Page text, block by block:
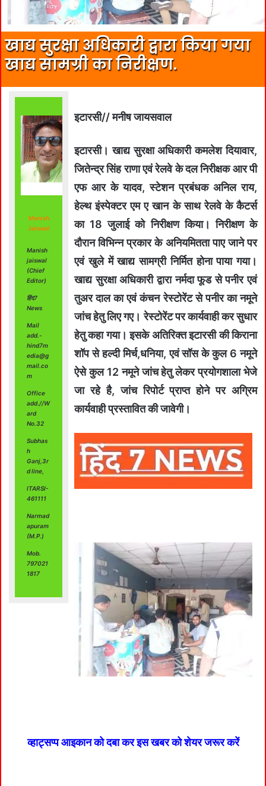
खाद्य सुरक्षा अधिकारी द्वारा किया गया
खाद्य सामग्री का निरीक्षण.
Manish
Jaiswal
Manish
jaiswal
(Chief
Editor)
हिंद7
News
Mail
add.-
hind7m
edia@g
mail.co
m
Office
add.//W
ard
No.32
Subhas
h
Ganj,3r
d line,
ITARSI-
461111
Narmad
apuram
(M.P.)
Mob.
797021
1817
इटारसी// मनीष जायसवाल
इटारसी। खाद्य सुरक्षा अधिकारी कमलेश दियावार,
जितेन्द्र सिंह राणा एवं रेलवे के दल निरीक्षक आर पी
एफ आर के यादव, स्टेशन प्रबंधक अनिल राय,
हेल्थ इंस्पेक्टर एम ए खान के साथ रेलवे के कैटर्स
का 18 जुलाई को निरीक्षण किया। निरीक्षण के
दौरान विभिन्न प्रकार के अनियमितता पाए जाने पर
एवं खुले में खाद्य सामग्री निर्मित होना पाया गया।
खाद्य सुरक्षा अधिकारी द्वारा नर्मदा फूड से पनीर एवं
तुअर दाल का एवं कंचन रेस्टोरेंट से पनीर का नमूने
जांच हेतु लिए गए। रेस्टोरेंट पर कार्यवाही कर सुधार
हेतु कहा गया। इसके अतिरिक्त इटारसी की किराना
शॉप से हल्दी मिर्च,धनिया, एवं सॉस के कुल 6 नमूने
ऐसे कुल 12 नमूने जांच हेतु लेकर प्रयोगशाला भेजे
जा रहे है, जांच रिपोर्ट प्राप्त होने पर अग्रिम
कार्यवाही प्रस्तावित की जावेगी।
व्हाट्सप्प आइकान को दबा कर इस खबर को शेयर जरूर करें